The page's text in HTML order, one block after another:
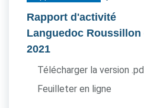
Rapport d'activité
Languedoc Roussillon
2021
Télécharger la version
Feuilleter en ligne